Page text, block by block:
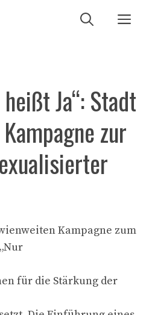
Ja“: Stadt
zur
Kampagne zum
für die Stärkung der